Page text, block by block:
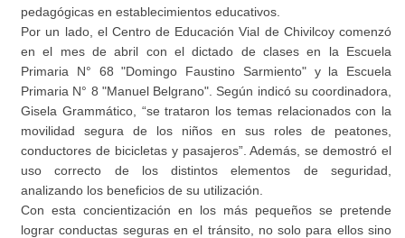
pedagógicas en establecimientos educativos.
Por un lado, el Centro de Educación Vial de Chivilcoy comenzó
en el mes de abril con el dictado de clases en la Escuela
Primaria N° 68 "Domingo Faustino Sarmiento" y la Escuela
Primaria N° 8 "Manuel Belgrano". Según indicó su coordinadora,
Gisela Grammático, “se trataron los temas relacionados con la
movilidad segura de los niños en sus roles de peatones,
conductores de bicicletas y pasajeros”. Además, se demostró el
uso correcto de los distintos elementos de seguridad,
analizando los beneficios de su utilización.
Con esta concientización en los más pequeños se pretende
lograr conductas seguras en el tránsito, no solo para ellos sino